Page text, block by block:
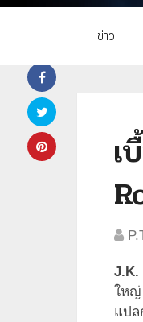
ข่าว
เ
J.K.
ใหญ่
แปล